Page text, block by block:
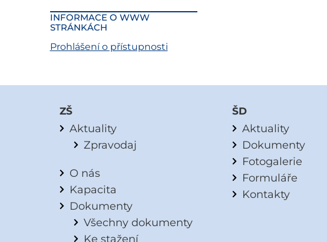
INFORMACE O WWW
STRÁNKÁCH
Prohlášení o přístupnosti
ZŠ
Aktuality
Zpravodaj
O nás
Kapacita
Dokumenty
Všechny dokumenty
Ke stažení
ŠD
Aktuality
Dokumenty
Fotogalerie
Formuláře
Kontakty